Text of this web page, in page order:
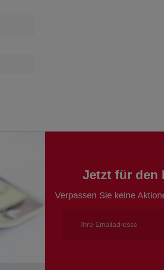
Jetzt für den
Verpassen Sie keine